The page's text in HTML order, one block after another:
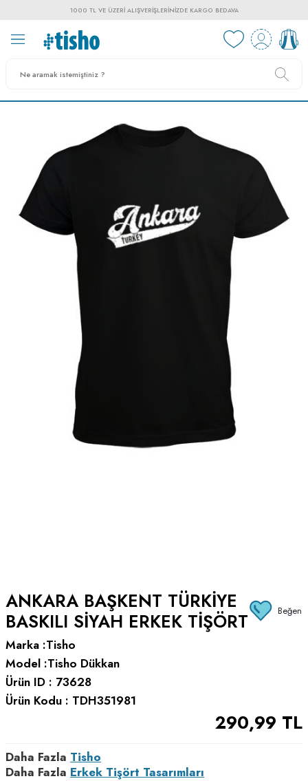
1000 TL VE ÜZERI ALIŞVERIŞLERINIZDE KARGO BEDAVA
ANKARA BAŞKENT TÜRKIYE
BASKILI SIYAH ERKEK TIŞÖRT
Beğen
Marka :Tisho
Model :Tisho Dükkan
Ürün ID : 73628
Ürün Kodu : TDH351981
290,99 TL
Daha Fazla Tisho
Daha Fazla Erkek Tişört Tasarımları